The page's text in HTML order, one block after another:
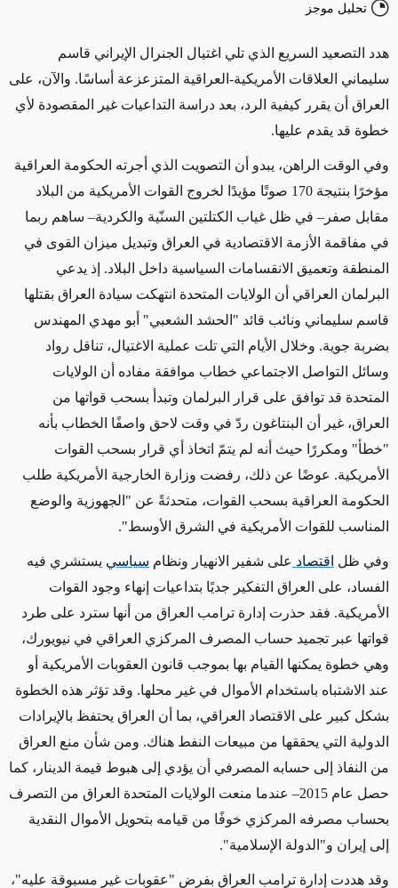
تحليل موجز
هدد التصعيد السريع الذي تلي اغتيال الجنرال الإيراني قاسم
سليماني العلاقات الأمريكية-العراقية المتزعزعة أساسًا. والآن، على
العراق أن يقرر كيفية الرد، بعد دراسة التداعيات غير المقصودة لأي
خطوة قد يقدم عليها.
وفي الوقت الراهن، يبدو أن التصويت الذي أجرته الحكومة العراقية
مؤخرًا بنتيجة 170 صوتًا مؤيدًا لخروج القوات الأمريكية من البلاد
مقابل صفر– في ظل غياب الكتلتين السنّية والكردية– ساهم ربما
في مفاقمة الأزمة الاقتصادية في العراق وتبديل ميزان القوى في
المنطقة وتعميق الانقسامات السياسية داخل البلاد. إذ يدعي
البرلمان العراقي أن الولايات المتحدة انتهكت سيادة العراق بقتلها
قاسم سليماني ونائب قائد "الحشد الشعبي" أبو مهدي المهندس
بضربة جوية. وخلال الأيام التي تلت عملية الاغتيال، تناقل رواد
وسائل التواصل الاجتماعي خطاب موافقة مفاده أن الولايات
المتحدة قد توافق على قرار البرلمان وتبدأ بسحب قواتها من
العراق، غير أن البنتاغون ردّ في وقت لاحق واصفًا الخطاب بأنه
"خطأ" ومكررًا حيث أنه لم يتمّ اتخاذ أي قرار بسحب القوات
الأمريكية. عوضًا عن ذلك، رفضت وزارة الخارجية الأمريكية طلب
الحكومة العراقية بسحب القوات، متحدثةً عن "الجهوزية والوضع
المناسب للقوات الأمريكية في الشرق الأوسط".
وفي ظل اقتصاد على شفير الانهيار ونظام سياسي يستشري فيه
الفساد، على العراق التفكير جديًا بتداعيات إنهاء وجود القوات
الأمريكية. فقد حذرت إدارة ترامب العراق من أنها سترد على طرد
قواتها عبر تجميد حساب المصرف المركزي العراقي في نيويورك،
وهي خطوة يمكنها القيام بها بموجب قانون العقوبات الأمريكية أو
عند الاشتباه باستخدام الأموال في غير محلها. وقد تؤثر هذه الخطوة
بشكل كبير على الاقتصاد العراقي، بما أن العراق يحتفظ بالإيرادات
الدولية التي يحققها من مبيعات النفط هناك. ومن شأن منع العراق
من النفاذ إلى حسابه المصرفي أن يؤدي إلى هبوط قيمة الدينار، كما
حصل عام 2015– عندما منعت الولايات المتحدة العراق من التصرف
بحساب مصرفه المركزي خوفًا من قيامه بتحويل الأموال النقدية
إلى إيران و"الدولة الإسلامية".
وقد هددت إدارة ترامب العراق بفرض "عقوبات غير مسبوقة عليه"،